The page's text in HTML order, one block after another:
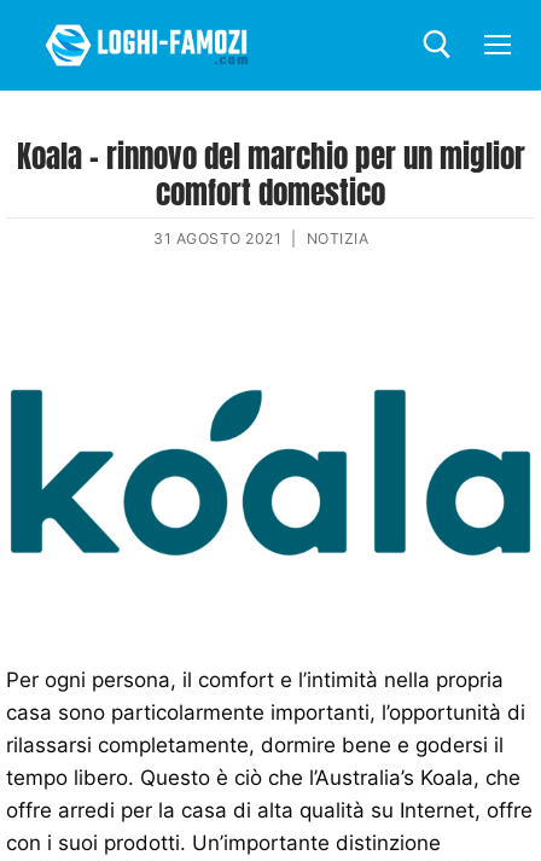
Koala – rinnovo del marchio per un miglior
comfort domestico
31 AGOSTO 2021 NOTIZIA
Per ogni persona, il comfort e l’intimità nella propria
casa sono particolarmente importanti, l’opportunità di
rilassarsi completamente, dormire bene e godersi il
tempo libero. Questo è ciò che l’Australia’s Koala, che
offre arredi per la casa di alta qualità su Internet, offre
con i suoi prodotti. Un’importante distinzione